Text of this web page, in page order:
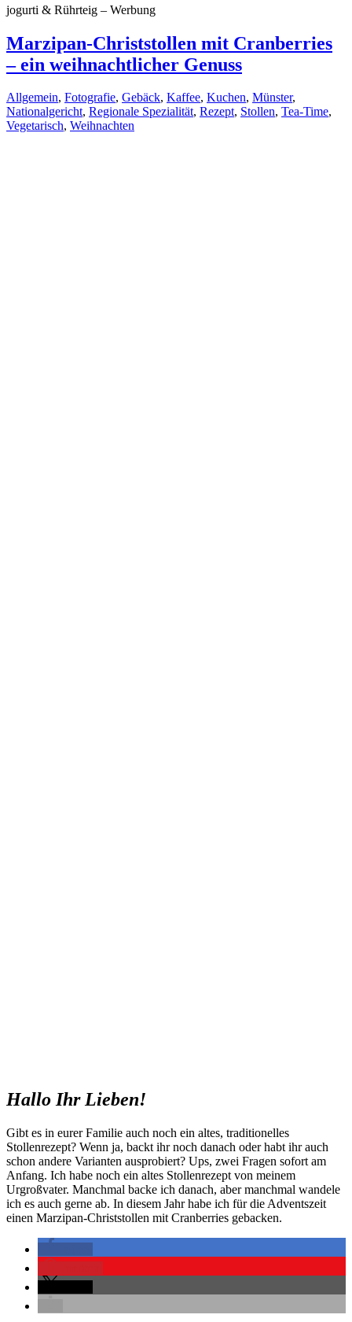
jogurti & Rührteig – Werbung
Marzipan-Christstollen mit Cranberries
– ein weihnachtlicher Genuss
Allgemein, Fotografie, Gebäck, Kaffee, Kuchen, Münster,
Nationalgericht, Regionale Spezialität, Rezept, Stollen, Tea-Time,
Vegetarisch, Weihnachten
Hallo Ihr Lieben!
Gibt es in eurer Familie auch noch ein altes, traditionelles
Stollenrezept? Wenn ja, backt ihr noch danach oder habt ihr auch
schon andere Varianten ausprobiert? Ups, zwei Fragen sofort am
Anfang. Ich habe noch ein altes Stollenrezept von meinem
Urgroßvater. Manchmal backe ich danach, aber manchmal wandele
ich es auch gerne ab. In diesem Jahr habe ich für die Adventszeit
einen Marzipan-Christstollen mit Cranberries gebacken.